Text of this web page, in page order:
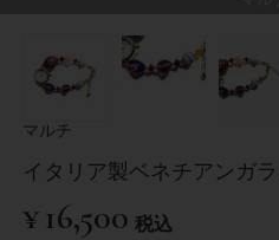
マルチ
イタリア製ベネチアンガ
¥16,500 税込